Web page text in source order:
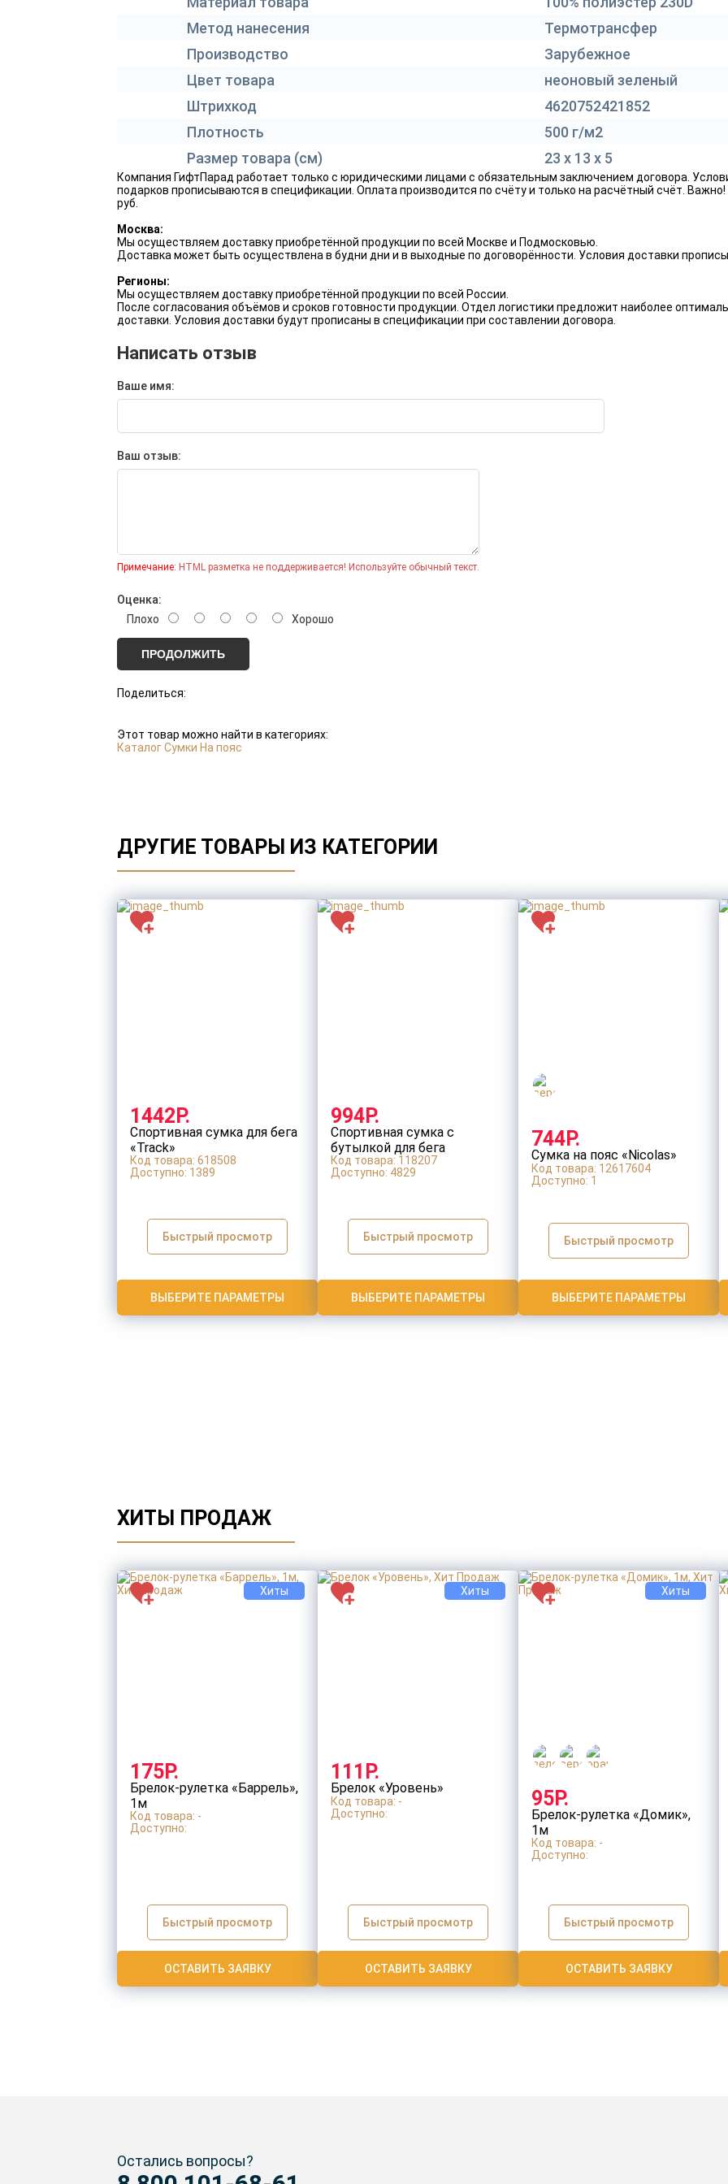
Кухня и посуда
Личные аксессуары
Мужские аксессуары
Одежда
Офисные аксессуары
Ручки и карандаши
Сумки
Товары для детей
День Святого Валентина
День России
День работника культуры
День полиции (МВД)
День Победы
День нефтяника
День металлурга
День медика
Корпоративные подарки
Профессиональные
подарки
Подарки для туризма и
отдыха из Китая
Офисные аксессуары из
Китая
Одежда и текстиль из
Китая
Контрактное
производство товаров в
Изготовление игр и
игрушек с нанесением
Зонты из китая
Метод нанесения
Термотрансфер
Производство
Зарубежное
Цвет товара
неоновый зеленый
Штрихкод
4620752421852
Плотность
500 г/м2
Размер товара (см)
23 х 13 х 5
Компания ГифтПарад работает только с юридическими лицами с обязательным заключением договора.
подарков прописываются в спецификации. Оплата производится по счёту и только на расчётный счёт.
руб.
Москва:
Мы осуществляем доставку приобретённой продукции по всей Москве и Подмосковью.
Доставка может быть осуществлена в будни дни и в выходные по договорённости. Условия доставки
Регионы:
Мы осуществляем доставку приобретённой продукции по всей России.
После согласования объёмов и сроков готовности продукции. Отдел логистики предложит наиболее
доставки. Условия доставки будут прописаны в спецификации при составлении договора.
Написать отзыв
Ваше имя:
Ваш отзыв:
Примечание: HTML разметка не поддерживается! Используйте обычный текст.
Оценка:
Плохо
Хорошо
ПРОДОЛЖИТЬ
Поделиться:
Этот товар можно найти в категориях:
КаталогСумки На пояс
ДРУГИЕ ТОВАРЫ ИЗ КАТЕГОРИИ
1442Р.
Спортивная сумка для бега
«Track»
Код товара: 618508
Доступно: 1389
Быстрый просмотр
ВЫБЕРИТЕ ПАРАМЕТРЫ
994Р.
Спортивная сумка с
бутылкой для бега
«Marathon»
Код товара: 118207
Доступно: 4829
Быстрый просмотр
ВЫБЕРИТЕ ПАРАМЕТРЫ
744Р.
Сумка на пояс «Nicolas»
Код товара: 12617604
Доступно: 1
Быстрый просмотр
ВЫБЕРИТЕ ПАРАМЕТРЫ
ХИТЫ ПРОДАЖ
Хиты
175Р.
Брелок-рулетка «Баррель»,
1м
Код товара: -
Доступно:
Быстрый просмотр
ОСТАВИТЬ ЗАЯВКУ
Хиты
111Р.
Брелок «Уровень»
Код товара: -
Доступно:
Быстрый просмотр
ОСТАВИТЬ ЗАЯВКУ
Хиты
95Р.
Брелок-рулетка «Домик»,
1м
Код товара: -
Доступно:
Быстрый просмотр
ОСТАВИТЬ ЗАЯВКУ
*
Оставить заявку
Термос для еды «301» в чехле
Остались вопросы?